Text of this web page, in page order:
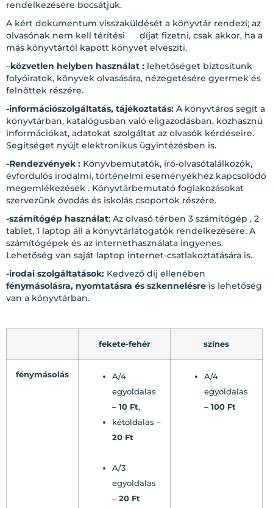
rendelkezésére bocsátjuk.
A kért dokumentum visszaküldését a könyvtár rendezi; az
olvasónak nem kell térítési díjat fizetni, csak akkor, ha a
más könyvtártól kapott könyvet elveszíti.
–közvetlen helyben használat : lehetőséget biztosítunk
folyóiratok, könyvek olvasására, nézegetésére gyermek és
felnőttek részére.
-információszolgáltatás, tájékoztatás: A könyvtáros segít a
könyvtárban, katalógusban való eligazodásban, közhasznú
információkat, adatokat szolgáltat az olvasók kérdéseire.
Segítséget nyújt elektronikus ügyintézésben is.
-Rendezvények : Könyvbemutatók, író-olvasótalálkozók,
évfordulós irodalmi, történelmi eseményekhez kapcsolódó
megemlékezések . Könyvtárbemutató foglakozásokat
szervezünk óvodás és iskolás csoportok részére.
-számítógép használat: Az olvasó térben 3 számítógép , 2
tablet, 1 laptop áll a könyvtárlátogatók rendelkezésére. A
számítógépek és az internethasználata ingyenes.
Lehetőség van saját laptop internet-csatlakoztatására is.
-irodai szolgáltatások: Kedvező díj ellenében
fénymásolásra, nyomtatásra és szkennelésre is lehetőség
van a könyvtárban.
fekete-fehér színes
fénymásolás
A/4
egyoldalas
– 10 Ft,
kétoldalas –
20 Ft
A/3
egyoldalas
– 20 Ft
A/4
egyoldalas
– 100 Ft